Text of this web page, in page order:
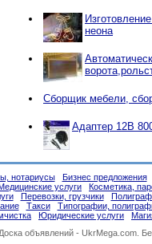
неона
Сборщик мебели,
Адаптер 12В
нотариусы
Бизнес предложения
услуги
Косметика,
Перевозки, грузчики
Такси
Типографии,
Юридические услуги
Доска объявлений - UkrMega.com.